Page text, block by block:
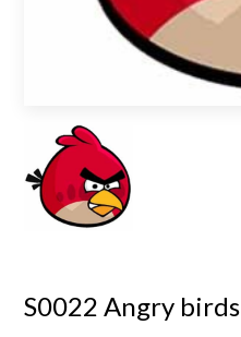
S0022 Angry birds